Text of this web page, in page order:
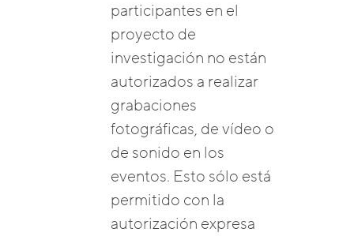
participantes en el
proyecto de
investigación no están
autorizados a realizar
grabaciones
fotográficas, de vídeo o
de sonido en los
eventos. Esto sólo está
permitido con la
autorización expresa